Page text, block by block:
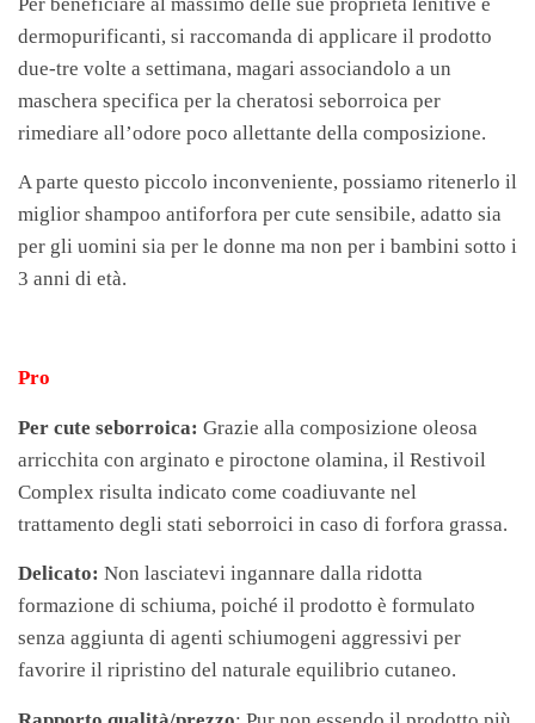
dermopurificanti, si raccomanda di applicare il prodotto
due-tre volte a settimana, magari associandolo a un
maschera specifica per la cheratosi seborroica per
rimediare all’odore poco allettante della composizione.
A parte questo piccolo inconveniente, possiamo ritenerlo il
miglior shampoo antiforfora per cute sensibile, adatto sia
per gli uomini sia per le donne ma non per i bambini sotto i
3 anni di età.
Pro
Per cute seborroica: Grazie alla composizione oleosa
arricchita con arginato e piroctone olamina, il Restivoil
Complex risulta indicato come coadiuvante nel
trattamento degli stati seborroici in caso di forfora grassa.
Delicato: Non lasciatevi ingannare dalla ridotta
formazione di schiuma, poiché il prodotto è formulato
senza aggiunta di agenti schiumogeni aggressivi per
favorire il ripristino del naturale equilibrio cutaneo.